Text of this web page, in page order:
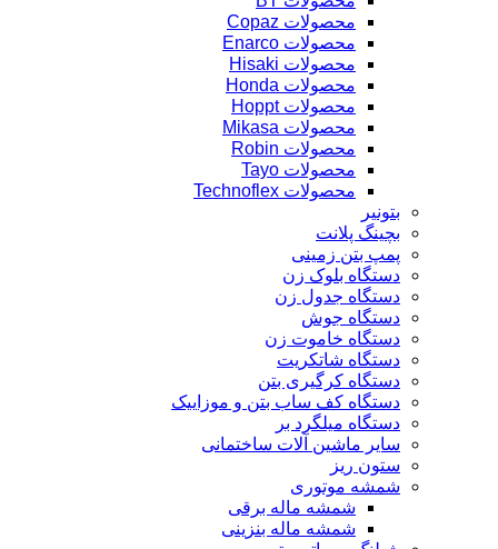
محصولات Copaz
محصولات Enarco
محصولات Hisaki
محصولات Honda
محصولات Hoppt
محصولات Mikasa
محصولات Robin
محصولات Tayo
محصولات Technoflex
بتونیر
بچینگ پلانت
پمپ بتن زمینی
دستگاه بلوک زن
دستگاه جدول زن
دستگاه جوش
دستگاه خاموت زن
دستگاه شاتکریت
دستگاه کرگیری بتن
دستگاه کف ساب بتن و موزاییک
دستگاه میلگرد بر
سایر ماشین آلات ساختمانی
ستون ریز
شمشه موتوری
شمشه ماله برقی
شمشه ماله بنزینی